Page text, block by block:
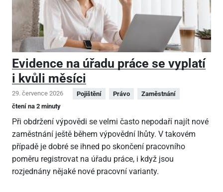
Evidence na úřadu práce se vyplatí
i kvůli měsíci
29. července 2026 Pojištění Právo
Zaměstnání
čtení na 2 minuty
Při obdržení výpovědi se velmi často nepodaří najít nové
zaměstnání ještě během výpovědní lhůty. V takovém
případě je dobré se ihned po skončení pracovního
poměru registrovat na úřadu práce, i když jsou
rozjednány nějaké nové pracovní varianty.